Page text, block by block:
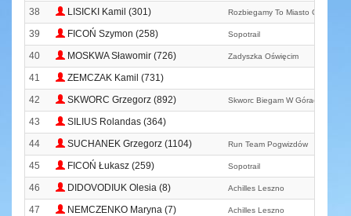
38 LISICKI Kamil (301) Rozbiegamy To Miasto
39 FICOŃ Szymon (258) Sopotrail
40 MOSKWA Sławomir (726) Zadyszka Oświęcim
41
ZEMCZAK Kamil (731)
42
SKWORC Grzegorz (892) Skworc Biegam W Górach
43
SILIUS Rolandas (364)
44
SUCHANEK Grzegorz (1104) Run Team Pogwizdów
45 FICOŃ Łukasz (259) Sopotrail
46 DIDOVODIUK Olesia (8) Achilles Leszno
47 NEMCZENKO Maryna (7) Achilles Leszno